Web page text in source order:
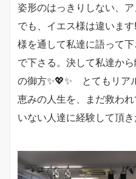
姿形のはっきりしない、
でも、イエス様は違いま
様を通して私達に語って
で下さる。決して私達か
の御方✨💖✨ とてもリ
恵みの人生を、まだ救わ
いない人達に経験して頂き